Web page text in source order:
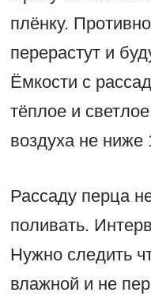
плёнку.
перерастут и
Ёмкости с
тёплое и
воздуха не ниже
Рассаду перца
поливать.
Нужно следить
влажной и не